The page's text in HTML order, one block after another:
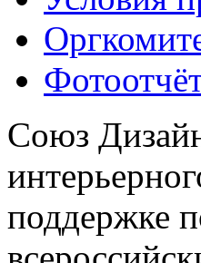
Союз
поддержке